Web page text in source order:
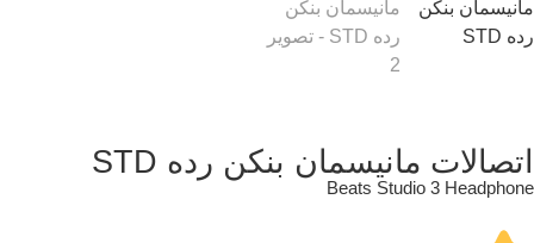
اتصالات مانیسمان بنکن رده STD
Beats Studio 3 Headphone